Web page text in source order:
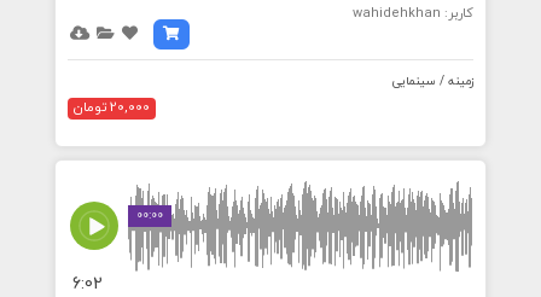
کاربر: wahidehkhan
زمینه / سینمایی
20,000 تومان
00:00
6:02